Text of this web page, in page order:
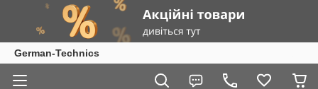
German-Technics